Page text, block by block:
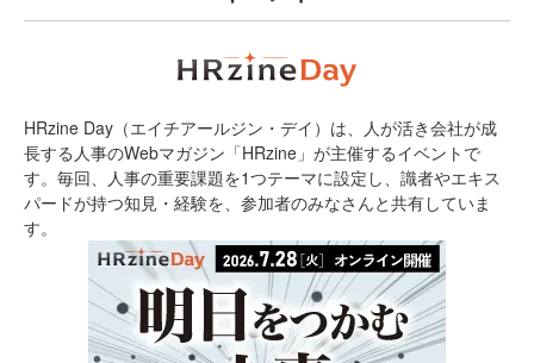
HRzine Day（エイチアールジン・デイ）は、人が活き会社が成
長する人事のWebマガジン「HRzine」が主催するイベントで
す。毎回、人事の重要課題を1つテーマに設定し、識者やエキス
パードが持つ知見・経験を、参加者のみなさんと共有していま
す。